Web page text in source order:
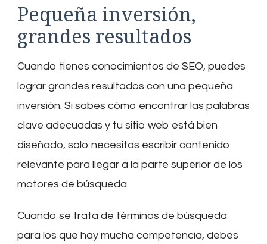
Pequeña inversión,
grandes resultados
Cuando tienes conocimientos de SEO, puedes
lograr grandes resultados con una pequeña
inversión. Si sabes cómo encontrar las palabras
clave adecuadas y tu sitio web está bien
diseñado, solo necesitas escribir contenido
relevante para llegar a la parte superior de los
motores de búsqueda.
Cuando se trata de términos de búsqueda
para los que hay mucha competencia, debes